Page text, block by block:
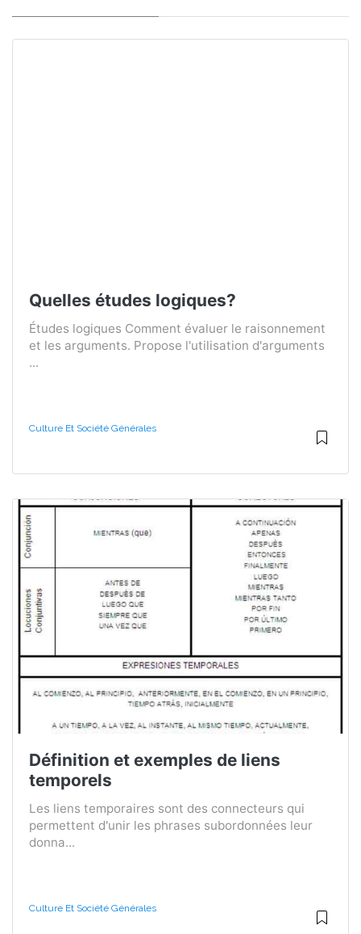
Quelles études logiques?
Études logiques Comment évaluer le raisonnement
et les arguments. Propose l'utilisation d'arguments
...
Culture Et Société Générales
Définition et exemples de liens
temporels
Les liens temporaires sont des connecteurs qui
permettent d'unir les phrases subordonnées leur
donna...
Culture Et Société Générales